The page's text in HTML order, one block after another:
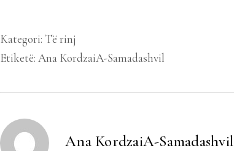
Kategori: Të rinj
Etiketë: Ana KordzaiA-Samadashvil
Ana KordzaiA-Samadashvil